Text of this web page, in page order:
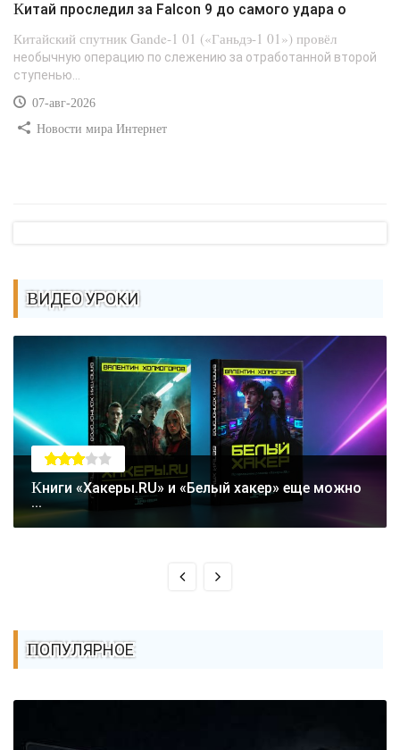
Китай проследил за Falcon 9 до самого удара о
Китайский спутник Gande-1 01 («Ганьдэ-1 01») провёл
необычную операцию по слежению за отработанной второй
ступенью...
07-авг-2026
Новости мира Интернет
ВИДЕО УРОКИ
Книги «Хакеры.RU» и «Белый хакер» еще можно
...
ПОПУЛЯРНОЕ